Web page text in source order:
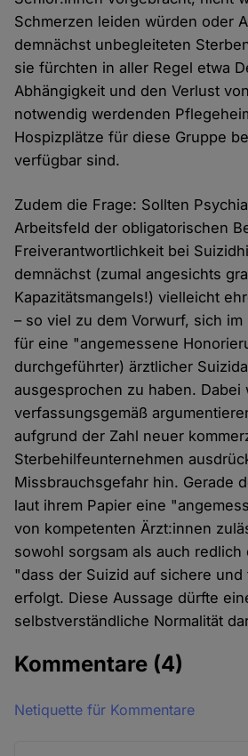
Schmerzen leiden würden oder
demnächst unbegleiteten
sie fürchten in aller Regel etwa
Abhängigkeit und den Verlust
notwendig werdenden
Hospizplätze für diese Gruppe
verfügbar sind.
Zudem die Frage: Sollten
Arbeitsfeld der obligatorischen
Freiverantwortlichkeit bei
demnächst (zumal angesichts
Kapazitätsmangels!) vielleicht
– so viel zu dem Vorwurf, sich
für eine "angemessene
durchgeführter) ärztlicher
ausgesprochen zu haben. Dabei
verfassungsgemäß
aufgrund der Zahl neuer
Sterbehilfeunternehmen
Missbrauchsgefahr hin. Gerade
laut ihrem Papier eine
von kompetenten Ärzt:innen
sowohl sorgsam als auch redlich
"dass der Suizid auf sichere
erfolgt. Diese Aussage dürfte
selbstverständliche Normalität
Kommentare (4)
Netiquette für Kommentare